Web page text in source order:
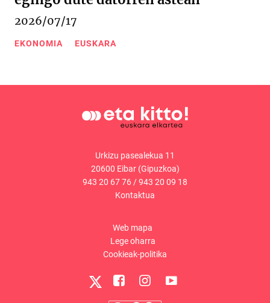
2026/07/17
EKONOMIA EUSKARA
Urkizu pasealekua 11
20600 Eibar (Gipuzkoa)
943 20 67 76/943 20 09 18
Kontaktua
Web mapa
Lege oharra
Cookieak-politika